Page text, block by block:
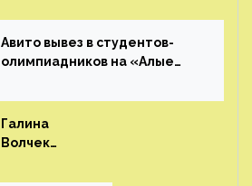
Авито вывез в студентов-
олимпиадников на «Алые
Галина
Волчек